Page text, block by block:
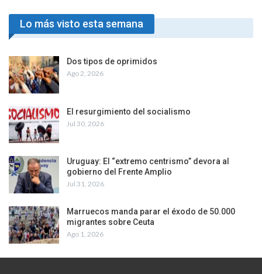
Lo más visto esta semana
Dos tipos de oprimidos
Ago 2, 2026
El resurgimiento del socialismo
Jul 30, 2026
Uruguay: El “extremo centrismo” devora al
gobierno del Frente Amplio
Jul 31, 2026
Marruecos manda parar el éxodo de 50.000
migrantes sobre Ceuta
Ago 1, 2026